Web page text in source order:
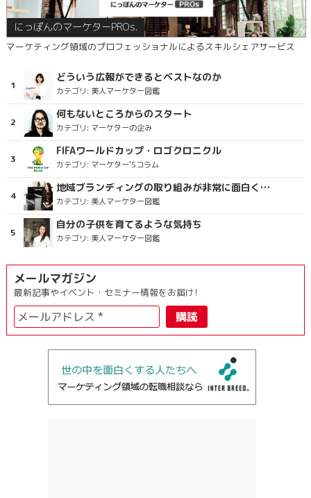
にっぽんのマーケターPROs.
マーケティング領域のプロフェッショナルによるスキルシェアサービス
どういう広報ができるとベストなのか
カテゴリ: 美人マーケター図鑑
何もないところからのスタート
カテゴリ: マーケターの企み
FIFAワールドカップ・ロゴクロニクル
カテゴリ: マーケター’Sコラム
地域ブランディングの取り組みが非常に面白く注目しています
カテゴリ: 美人マーケター図鑑
自分の子供を育てるような気持ち
カテゴリ: 美人マーケター図鑑
メールマガジン
最新記事やイベント・セミナー情報をお届け!